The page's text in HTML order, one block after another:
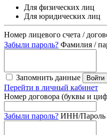
Для физических лиц
Для юридических лиц
Номер лицевого счета /
Забыли пароль? Фамилия /
Запомнить данные Войти
Перейти в личный кабинет
Номер договора (буквы и
Забыли пароль? ИНН/Пароль